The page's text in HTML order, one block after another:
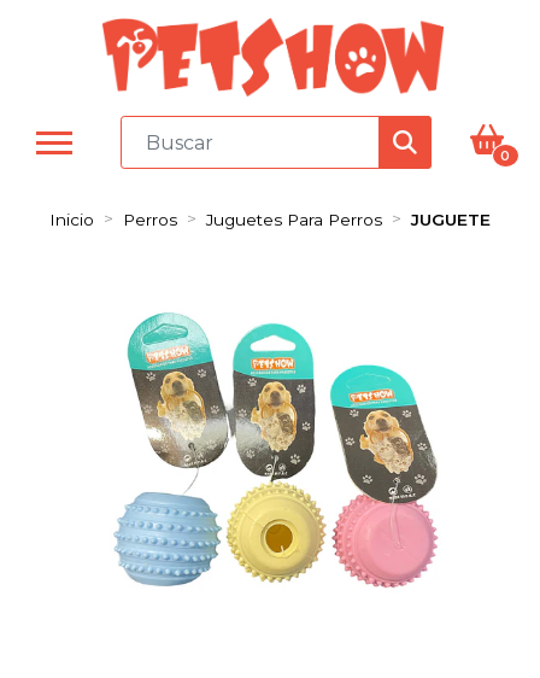
0
Inicio Perros Juguetes Para Perros JUGUETE